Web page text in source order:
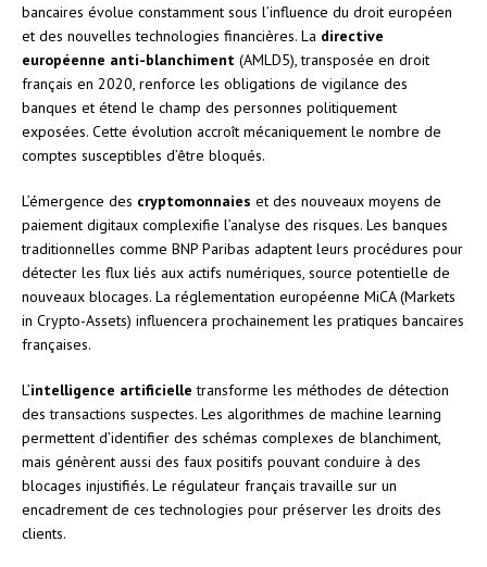
bancaires évolue constamment sous l’influence du droit européen
et des nouvelles technologies financières. La directive
européenne anti-blanchiment (AMLD5), transposée en droit
français en 2020, renforce les obligations de vigilance des
banques et étend le champ des personnes politiquement
exposées. Cette évolution accroît mécaniquement le nombre de
comptes susceptibles d’être bloqués.
L’émergence des cryptomonnaies et des nouveaux moyens de
paiement digitaux complexifie l’analyse des risques. Les banques
traditionnelles comme BNP Paribas adaptent leurs procédures pour
détecter les flux liés aux actifs numériques, source potentielle de
nouveaux blocages. La réglementation européenne MiCA (Markets
in Crypto-Assets) influencera prochainement les pratiques bancaires
françaises.
L’intelligence artificielle transforme les méthodes de détection
des transactions suspectes. Les algorithmes de machine learning
permettent d’identifier des schémas complexes de blanchiment,
mais génèrent aussi des faux positifs pouvant conduire à des
blocages injustifiés. Le régulateur français travaille sur un
encadrement de ces technologies pour préserver les droits des
clients.